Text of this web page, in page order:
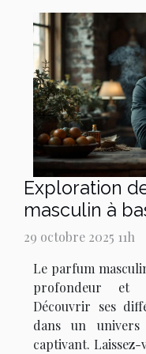
Exploration
masculin à
29 octobre 2025 11h
Le parfum
profondeur et
Découvrir ses
dans un
captivant.